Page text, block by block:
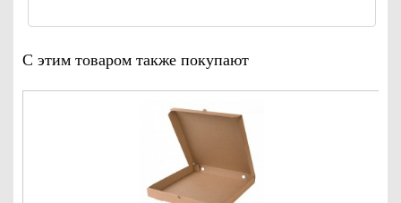
С этим товаром также покупают